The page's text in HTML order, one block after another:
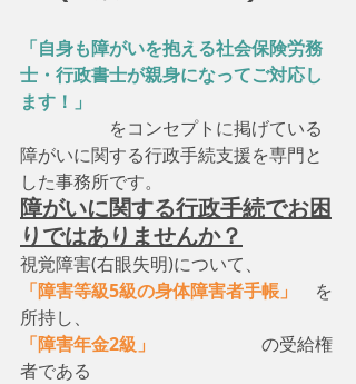
「自身も障がいを抱える社会保険労務
士・行政書士が親身になってご対応し
ます！」
をコンセプトに掲げている
障がいに関する行政手続支援を専門と
した事務所です。
障がいに関する行政手続でお困
りではありませんか？
視覚障害(右眼失明)について、
「障害等級5級の身体障害者手帳」
を
所持し、
「障害年金2級」
の受給権
者である